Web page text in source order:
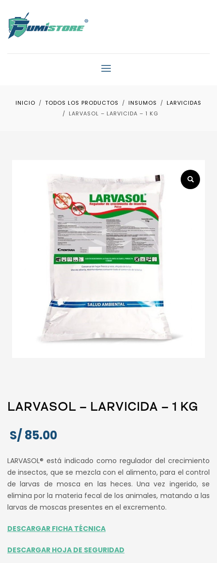
INICIO TODOS LOS PRODUCTOS INSUMOS
LARVICIDAS
LARVASOL – LARVICIDA – 1 KG
LARVASOL – LARVICIDA – 1 KG
S/ 85.00
LARVASOL® está indicado como regulador del crecimiento
de insectos, que se mezcla con el alimento, para el control
de larvas de mosca en las heces. Una vez ingerido, se
elimina por la materia fecal de los animales, matando a las
larvas de moscas presentes en el excremento.
DESCARGAR FICHA TÉCNICA
DESCARGAR HOJA DE SEGURIDAD